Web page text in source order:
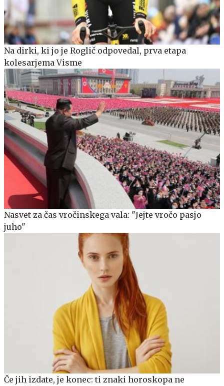
Na dirki, ki jo je Roglič odpovedal, prva etapa
kolesarjema Visme
Nasvet za čas vročinskega vala: "Jejte vročo pasjo
juho"
Če jih izdate, je konec: ti znaki horoskopa ne